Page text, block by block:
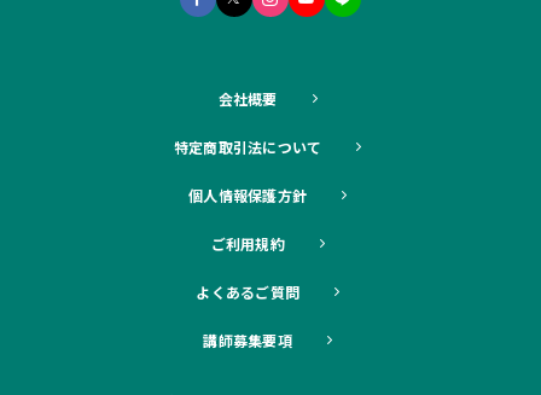
会社概要
特定商取引法について
個人情報保護方針
ご利用規約
よくあるご質問
講師募集要項